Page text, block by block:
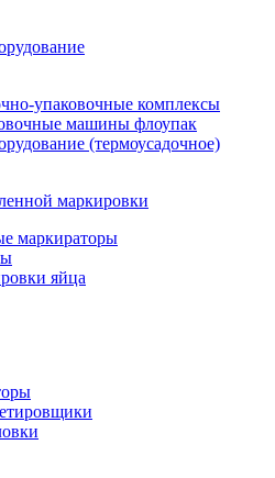
упаковочные комплексы
машины флоупак
(термоусадочное)
маркировки
маркираторы
яйца